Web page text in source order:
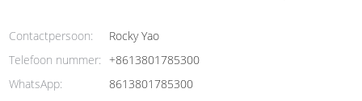
Contactpersoon:
Rocky Yao
Telefoon nummer: +8613801785300
WhatsApp:
8613801785300